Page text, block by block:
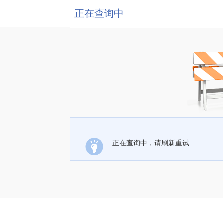
正在查询中
正在查询中，请刷新重试